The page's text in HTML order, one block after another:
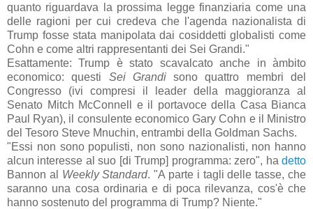
quanto riguardava la prossima legge finanziaria come una
delle ragioni per cui credeva che l'agenda nazionalista di
Trump fosse stata manipolata dai cosiddetti globalisti come
Cohn e come altri rappresentanti dei Sei Grandi."
Esattamente: Trump è stato scavalcato anche in àmbito
economico: questi Sei Grandisono quattro membri del
Congresso (ivi compresi il leader della maggioranza al
Senato Mitch McConnell e il portavoce della Casa Bianca
Paul Ryan), il consulente economico Gary Cohn e il Ministro
del Tesoro Steve Mnuchin, entrambi della Goldman Sachs.
"Essi non sono populisti, non sono nazionalisti, non hanno
alcun interesse al suo [di Trump] programma: zero", ha detto
Bannon al Weekly Standard. "A parte i tagli delle tasse, che
saranno una cosa ordinaria e di poca rilevanza, cos'è che
hanno sostenuto del programma di Trump? Niente."